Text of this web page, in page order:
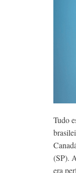
Tudo
(SP).
era